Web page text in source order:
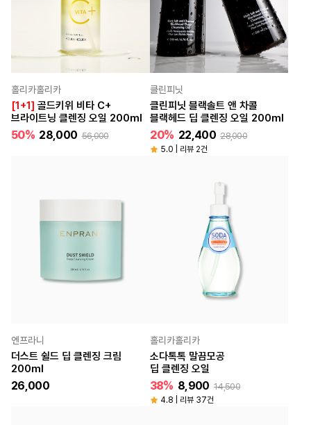
홀리카홀리카
[1+1] 골드키위 비타 C+
브라이트닝 클렌징 오일 200ml
50% 28,000 56,000
클린피닛
클린피닛 블랙솔트 앤 차콜
블랙헤드 딥 클렌징 오일 200ml
20% 22,400 28,000
5.0 | 리뷰 2건
엔프라니
더스트 쉴드 딥 클렌징 크림
200ml
26,000
홀리카홀리카
소다톡톡 말끔모공
딥 클렌징 오일
38% 8,900 14,500
4.8 | 리뷰 37건